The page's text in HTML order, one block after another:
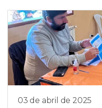
03 de abril de 2025